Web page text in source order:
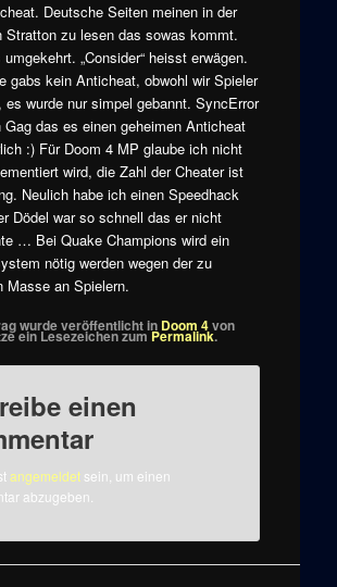
Deutsche Seiten meinen in der
Stratton zu lesen das sowas kommt.
„Consider“ heisst erwägen.
gabs kein Anticheat, obwohl wir Spieler
es wurde nur simpel gebannt. SyncError
Gag das es einen geheimen Anticheat
:) Für Doom 4 MP glaube ich nicht
wird, die Zahl der Cheater ist
Neulich habe ich einen Speedhack
Dödel war so schnell das er nicht
… Bei Quake Champions wird ein
nötig werden wegen der zu
Masse an Spielern.
wurde veröffentlicht in Doom 4von
ein Lesezeichen zumPermalink.
einen
angemeldetsein, um einen
abzugeben.